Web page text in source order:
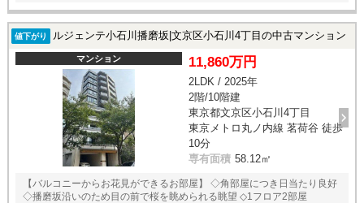
値下がり ルジェンテ小石川播磨坂|文京区小石川4丁目の中古マンション
マンション 11,860万円
2LDK / 2025年
2階/10階建
東京都文京区小石川4丁目
東京メトロ丸ノ内線 茗荷谷 徒歩
10分
専有面積 58.12㎡
【バルコニーからお花見ができるお部屋】 ◇角部屋につき日当たり良好
◇播磨坂沿いのため目の前で桜を眺められる眺望 ◇1フロア2部屋